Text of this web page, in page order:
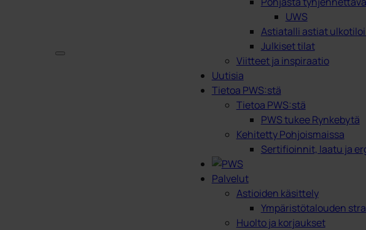
UWS
Astiatalli astiat
Julkiset tilat
Viitteet ja inspiraatio
Uutisia
Tietoa PWS:stä
Tietoa PWS:stä
PWS tukee Rynkebytä
Kehitetty Pohjoismaissa
Sertifioinnit, laatu ja
Palvelut
Astioiden käsittely
Ympäristötalouden
Huolto ja korjaukset